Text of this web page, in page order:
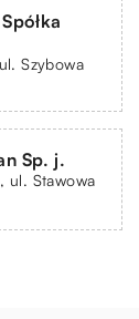
Szybowa
Sp. j.
ul. Stawowa